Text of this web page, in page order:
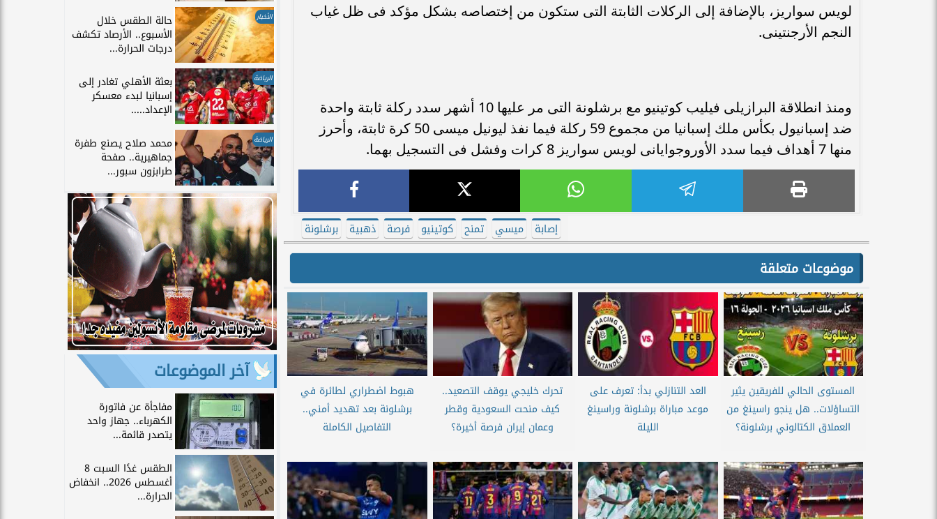
لويس سواريز، بالإضافة إلى الركلات الثابتة التى ستكون من إختصاصه بشكل مؤكد فى ظل غياب
النجم الأرجنتينى.
ومنذ انطلاقة البرازيلى فيليب كوتينيو مع برشلونة التى مر عليها 10 أشهر سدد ركلة ثابتة واحدة
ضد إسبانيول بكأس ملك إسبانيا من مجموع 59 ركلة فيما نفذ ليونيل ميسى 50 كرة ثابتة، وأحرز
منها 7 أهداف فيما سدد الأوروجوايانى لويس سواريز 8 كرات وفشل فى التسجيل بهما.
إصابة ميسي تمنح كوتينيو فرصة ذهبية برشلونة
موضوعات متعلقة
المستوى الحالي للفريقين يثير
التساؤلات.. هل ينجو راسينغ من
العملاق الكتالوني برشلونة؟
العد التنازلي بدأ: تعرف على
موعد مباراة برشلونة وراسينغ
الليلة
تحرك خليجي يوقف التصعيد..
كيف منحت السعودية وقطر
وعمان إيران فرصة أخيرة؟
هبوط اضطراري لطائرة في
برشلونة بعد تهديد أمني..
التفاصيل الكاملة
الأخبار حالة الطقس خلال
الأسبوع.. الأرصاد تكشف
درجات الحرارة...
الرياضة بعثة الأهلي تغادر إلى
إسبانيا لبدء معسكر
الإعداد.....
الرياضة محمد صلاح يصنع طفرة
جماهيرية.. صفحة
طرابزون سبور...
آخر الموضوعات
مفاجأة عن فاتورة
الكهرباء.. جهاز واحد
يتصدر قائمة...
الطقس غدًا السبت 8
أغسطس 2026.. انخفاض
الحرارة...